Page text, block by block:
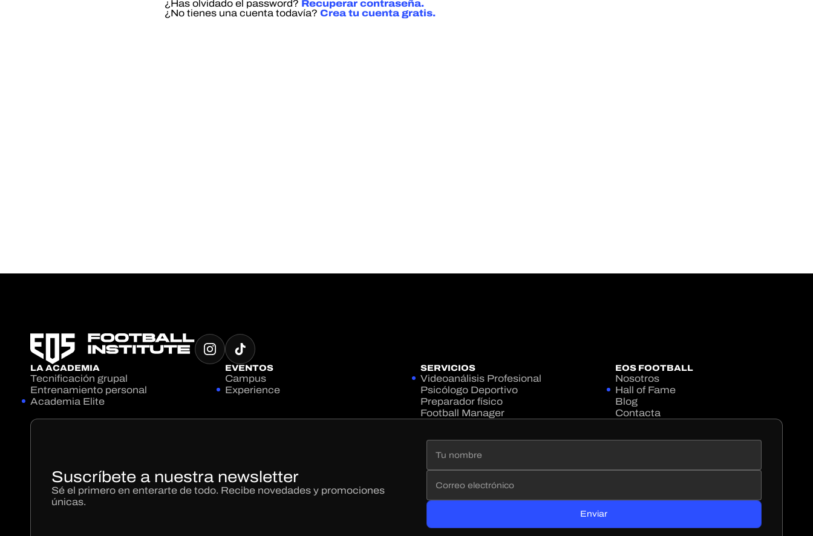
¿Has olvidado el password? Recuperar contraseña.
¿No tienes una cuenta todavía? Crea tu cuenta gratis.
LA ACADEMIA
Tecnificación grupal
Entrenamiento personal
Academia Elite
EVENTOS
Campus
Experience
SERVICIOS
Videoanálisis Profesional
Psicólogo Deportivo
Preparador físico
Football Manager
EOS FOOTBALL
Nosotros
Hall of Fame
Blog
Contacta
Suscríbete a nuestra newsletter
Sé el primero en enterarte de todo. Recibe novedades y promociones
únicas.